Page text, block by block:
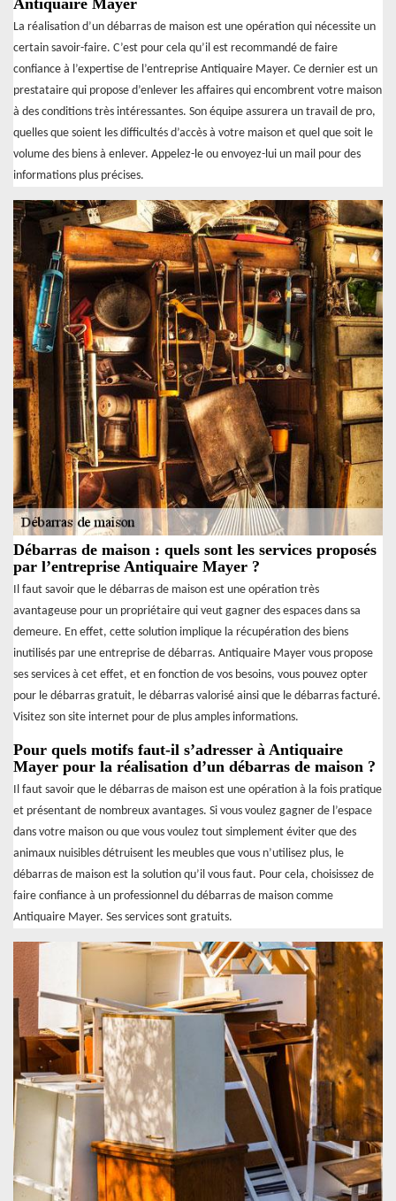
Antiquaire Mayer
La réalisation d’un débarras de maison est une opération qui nécessite un
certain savoir-faire. C’est pour cela qu’il est recommandé de faire
confiance à l’expertise de l’entreprise Antiquaire Mayer. Ce dernier est un
prestataire qui propose d’enlever les affaires qui encombrent votre maison
à des conditions très intéressantes. Son équipe assurera un travail de pro,
quelles que soient les difficultés d’accès à votre maison et quel que soit le
volume des biens à enlever. Appelez-le ou envoyez-lui un mail pour des
informations plus précises.
Débarras de maison : quels sont les services proposés
par l’entreprise Antiquaire Mayer ?
Il faut savoir que le débarras de maison est une opération très
avantageuse pour un propriétaire qui veut gagner des espaces dans sa
demeure. En effet, cette solution implique la récupération des biens
inutilisés par une entreprise de débarras. Antiquaire Mayer vous propose
ses services à cet effet, et en fonction de vos besoins, vous pouvez opter
pour le débarras gratuit, le débarras valorisé ainsi que le débarras facturé.
Visitez son site internet pour de plus amples informations.
Pour quels motifs faut-il s’adresser à Antiquaire
Mayer pour la réalisation d’un débarras de maison ?
Il faut savoir que le débarras de maison est une opération à la fois pratique
et présentant de nombreux avantages. Si vous voulez gagner de l’espace
dans votre maison ou que vous voulez tout simplement éviter que des
animaux nuisibles détruisent les meubles que vous n’utilisez plus, le
débarras de maison est la solution qu’il vous faut. Pour cela, choisissez de
faire confiance à un professionnel du débarras de maison comme
Antiquaire Mayer. Ses services sont gratuits.